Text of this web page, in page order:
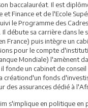
baccalauréat. Il est
et Finance et de l'Ecole
le Programme des
débute sa carrière dans le
France) puis intègre un
pour le compte
Mondiale) l'amènent
fonde un cabinet de conseil
créationd'un fonds
des assurances dédié à
s'implique en politique